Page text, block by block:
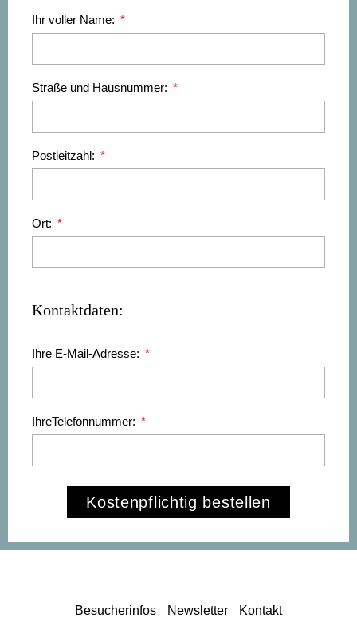
Ihr voller Name:
Straße und Hausnummer:
Postleitzahl:
Ort:
Kontaktdaten:
Ihre E-Mail-Adresse:
IhreTelefonnummer:
Kostenpflichtig bestellen
Besucherinfos Newsletter Kontakt